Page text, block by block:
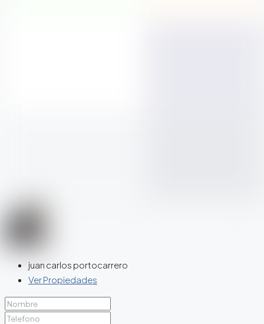
juan carlos portocarrero
Ver Propiedades